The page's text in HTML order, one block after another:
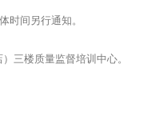
时间另行通知。
三楼质量监督培训中心。